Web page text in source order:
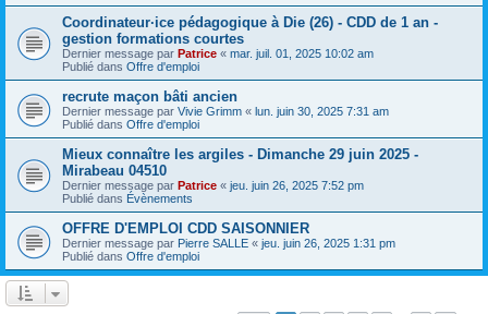
Coordinateur·ice pédagogique à Die (26) - CDD de 1 an -
gestion formations courtes
Dernier message par Patrice « mar. juil. 01, 2025 10:02 am
Publié dans Offre d'emploi
recrute maçon bâti ancien
Dernier message par Vivie Grimm « lun. juin 30, 2025 7:31 am
Publié dans Offre d'emploi
Mieux connaître les argiles - Dimanche 29 juin 2025 -
Mirabeau 04510
Dernier message par Patrice « jeu. juin 26, 2025 7:52 pm
Publié dans Évènements
OFFRE D'EMPLOI CDD SAISONNIER
Dernier message par Pierre SALLE « jeu. juin 26, 2025 1:31 pm
Publié dans Offre d'emploi